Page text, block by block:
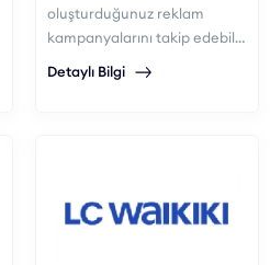
oluşturduğunuz reklam
kampanyalarını takip edebilir
ve performansını
artırabilirsiniz.
Detaylı Bilgi